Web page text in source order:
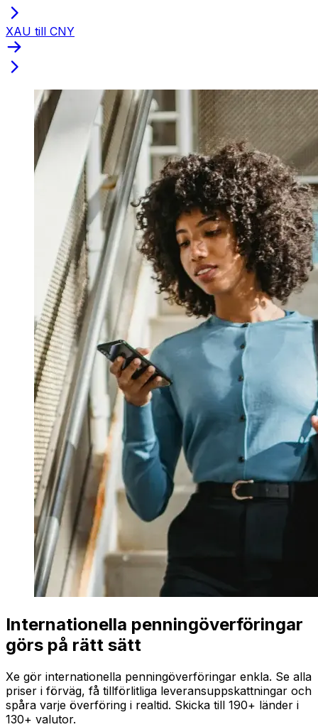
XAU till CNY
Internationella penningöverföringar
görs på rätt sätt
Xe gör internationella penningöverföringar enkla. Se alla
priser i förväg, få tillförlitliga leveransuppskattningar och
spåra varje överföring i realtid. Skicka till 190+ länder i
130+ valutor.